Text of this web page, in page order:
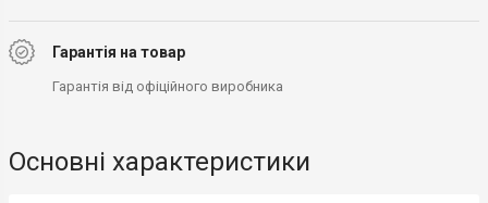
Гарантія на товар
Гарантія від офіційного виробника
Основні характеристики